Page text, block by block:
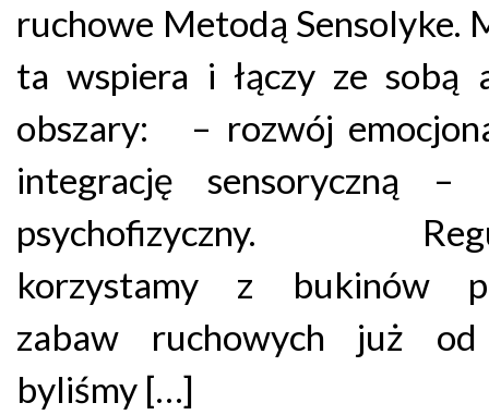
ruchowe Metodą Sensolyke.
ta wspiera i łączy ze sobą
obszary: – rozwój
integrację sensoryczną –
psychofizyczny.
korzystamy z bukinów
zabaw ruchowych już
byliśmy […]